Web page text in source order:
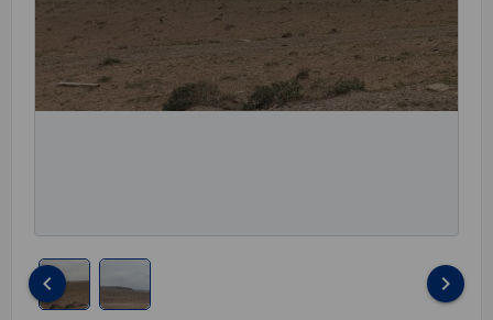
keyboard_arrow_left keyboard_arrow_right